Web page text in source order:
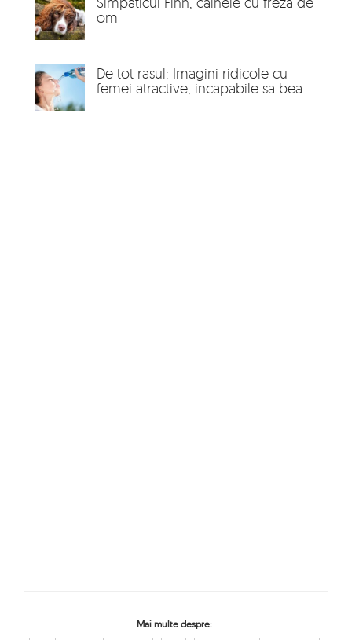
om
De tot rasul: Imagini ridicole cu
femei atractive, incapabile sa bea
Mai multe despre: